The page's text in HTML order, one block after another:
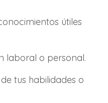
útiles
laboral o personal.
tus habilidades o